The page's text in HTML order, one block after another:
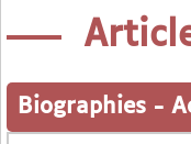
Biographies -